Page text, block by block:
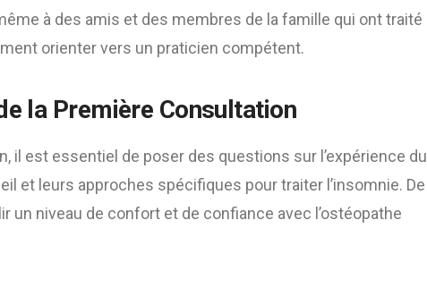
à des amis et des membres de la famille qui ont traité
orienter vers un praticien compétent.
la Première Consultation
il est essentiel de poser des questions sur l’expérience du
et leurs approches spécifiques pour traiter l’insomnie. De
un niveau de confort et de confiance avec l’ostéopathe